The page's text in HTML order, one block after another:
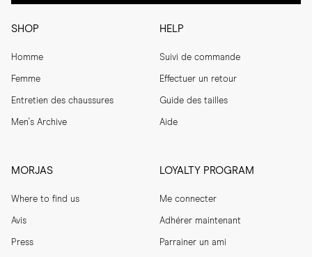
SHOP
Homme
Femme
Entretien des chaussures
Men's Archive
HELP
Suivi de commande
Effectuer un retour
Guide des tailles
Aide
MORJAS
Where to find us
Avis
Press
LOYALTY PROGRAM
Me connecter
Adhérer maintenant
Parrainer un ami